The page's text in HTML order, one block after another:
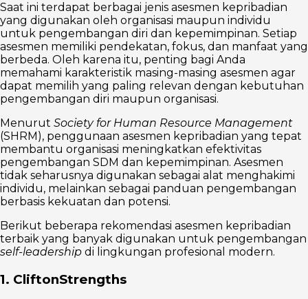
Saat ini terdapat berbagai jenis asesmen kepribadian
yang digunakan oleh organisasi maupun individu
untuk pengembangan diri dan kepemimpinan. Setiap
asesmen memiliki pendekatan, fokus, dan manfaat yang
berbeda. Oleh karena itu, penting bagi Anda
memahami karakteristik masing-masing asesmen agar
dapat memilih yang paling relevan dengan kebutuhan
pengembangan diri maupun organisasi.
Menurut Society for Human Resource Management
(SHRM), penggunaan asesmen kepribadian yang tepat
membantu organisasi meningkatkan efektivitas
pengembangan SDM dan kepemimpinan. Asesmen
tidak seharusnya digunakan sebagai alat menghakimi
individu, melainkan sebagai panduan pengembangan
berbasis kekuatan dan potensi.
Berikut beberapa rekomendasi asesmen kepribadian
terbaik yang banyak digunakan untuk pengembangan
self-leadership di lingkungan profesional modern.
1. CliftonStrengths